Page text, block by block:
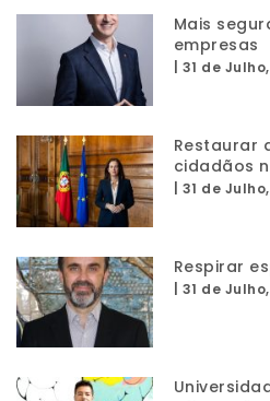
Mais
empresas
31 de
Restaurar
cidadãos
31 de
Respirar
31 de